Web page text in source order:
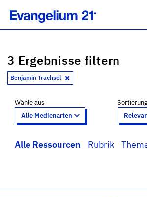
3 Ergebnisse filtern
Benjamin Trachsel
Wähle aus
Alle Ressourcen Rubrik
Sortierung